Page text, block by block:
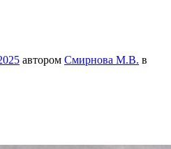
автором Смирнова М.В. в